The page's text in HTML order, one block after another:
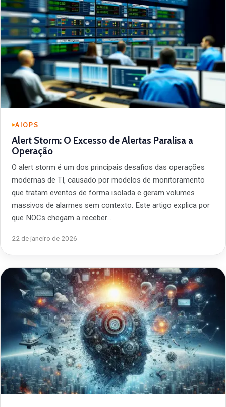
AIOPS
Alert Storm: O Excesso de Alertas Paralisa a
Operação
O alert storm é um dos principais desafios das operações
modernas de TI, causado por modelos de monitoramento
que tratam eventos de forma isolada e geram volumes
massivos de alarmes sem contexto. Este artigo explica por
que NOCs chegam a receber…
22 de janeiro de 2026